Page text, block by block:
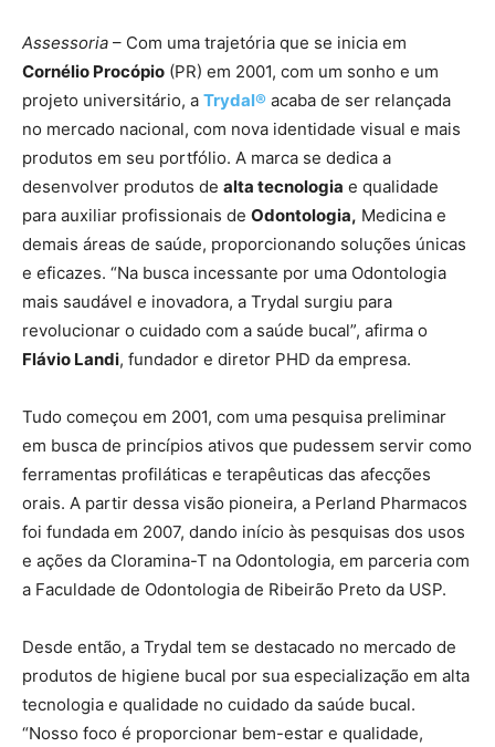
Assessoria – Com uma trajetória que se inicia em
Cornélio Procópio (PR) em 2001, com um sonho e um
projeto universitário, a Trydal® acaba de ser relançada
no mercado nacional, com nova identidade visual e mais
produtos em seu portfólio. A marca se dedica a
desenvolver produtos de alta tecnologia e qualidade
para auxiliar profissionais de Odontologia, Medicina e
demais áreas de saúde, proporcionando soluções únicas
e eficazes. “Na busca incessante por uma Odontologia
mais saudável e inovadora, a Trydal surgiu para
revolucionar o cuidado com a saúde bucal”, afirma o
Flávio Landi, fundador e diretor PHD da empresa.
Tudo começou em 2001, com uma pesquisa preliminar
em busca de princípios ativos que pudessem servir como
ferramentas profiláticas e terapêuticas das afecções
orais. A partir dessa visão pioneira, a Perland Pharmacos
foi fundada em 2007, dando início às pesquisas dos usos
e ações da Cloramina-T na Odontologia, em parceria com
a Faculdade de Odontologia de Ribeirão Preto da USP.
Desde então, a Trydal tem se destacado no mercado de
produtos de higiene bucal por sua especialização em alta
tecnologia e qualidade no cuidado da saúde bucal.
“Nosso foco é proporcionar bem-estar e qualidade,